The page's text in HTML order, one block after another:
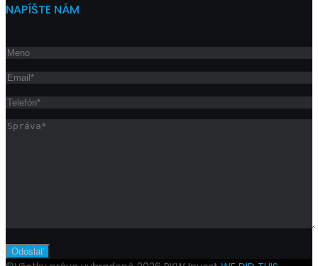
NAPÍŠTE NÁM